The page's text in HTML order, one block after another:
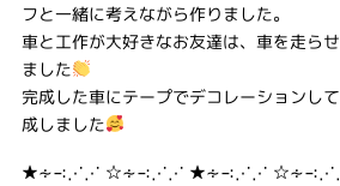
フと一緒に考えながら作りました。
車と工作が大好きなお友達は、車を走ら
ました
完成した車にテープでデコレーションし
成しました
★∻∹⋰⋰ ☆∻∹⋰⋰ ★∻∹⋰⋰